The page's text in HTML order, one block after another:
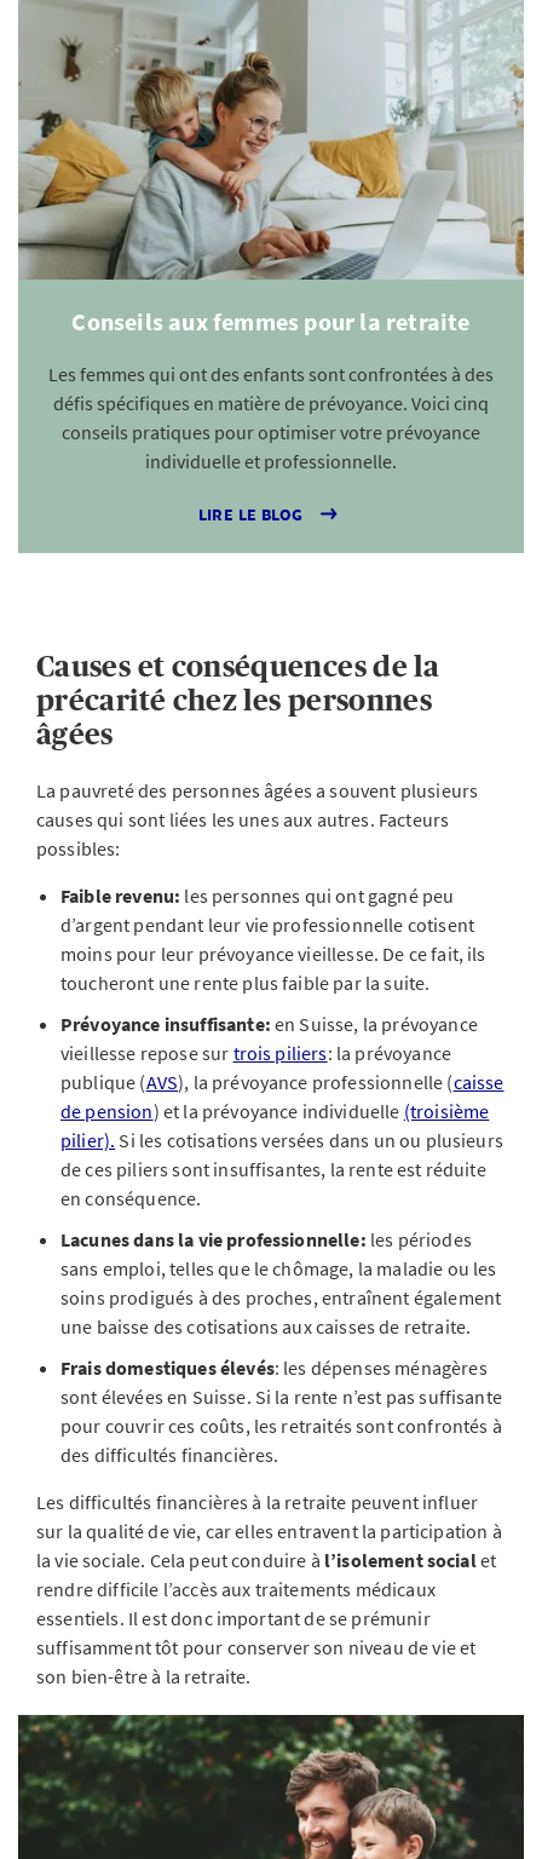
Conseils aux femmes pour la retraite
Les femmes qui ont des enfants sont confrontées à des
défis spécifiques en matière de prévoyance. Voici cinq
conseils pratiques pour optimiser votre prévoyance
individuelle et professionnelle.
LIRE LE BLOG
Causes et conséquences de la
précarité chez les personnes
âgées
La pauvreté des personnes âgées a souvent plusieurs
causes qui sont liées les unes aux autres. Facteurs
possibles:
Faible revenu: les personnes qui ont gagné peu
d’argent pendant leur vie professionnelle cotisent
moins pour leur prévoyance vieillesse. De ce fait, ils
toucheront une rente plus faible par la suite.
Prévoyance insuffisante: en Suisse, la prévoyance
vieillesse repose sur trois piliers: la prévoyance
publique (AVS), la prévoyance professionnelle (caisse
de pension) et la prévoyance individuelle (troisième
pilier). Si les cotisations versées dans un ou plusieurs
de ces piliers sont insuffisantes, la rente est réduite
en conséquence.
Lacunes dans la vie professionnelle: les périodes
sans emploi, telles que le chômage, la maladie ou les
soins prodigués à des proches, entraînent également
une baisse des cotisations aux caisses de retraite.
Frais domestiques élevés: les dépenses ménagères
sont élevées en Suisse. Si la rente n’est pas suffisante
pour couvrir ces coûts, les retraités sont confrontés à
des difficultés financières.
Les difficultés financières à la retraite peuvent influer
sur la qualité de vie, car elles entravent la participation à
la vie sociale. Cela peut conduire à l’isolement socialet
rendre difficile l’accès aux traitements médicaux
essentiels. Il est donc important de se prémunir
suffisamment tôt pour conserver son niveau de vie et
son bien-être à la retraite.